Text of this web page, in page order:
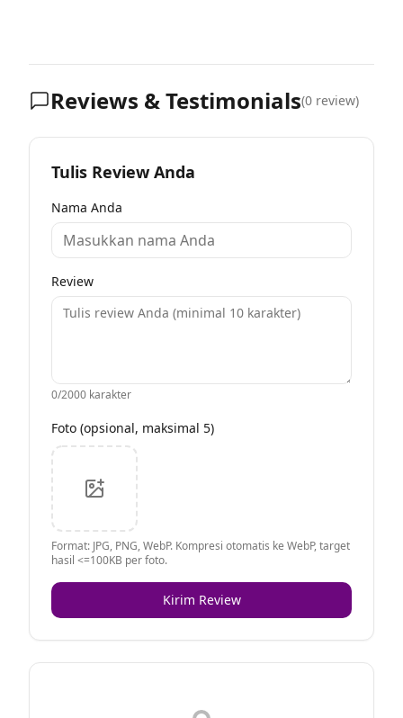
Reviews & Testimonials(0 review)
Tulis Review Anda
Nama Anda
Review
0/2000 karakter
Foto (opsional, maksimal 5)
Format: JPG, PNG, WebP. Kompresi otomatis ke WebP, target
hasil <=100KB per foto.
Kirim Review